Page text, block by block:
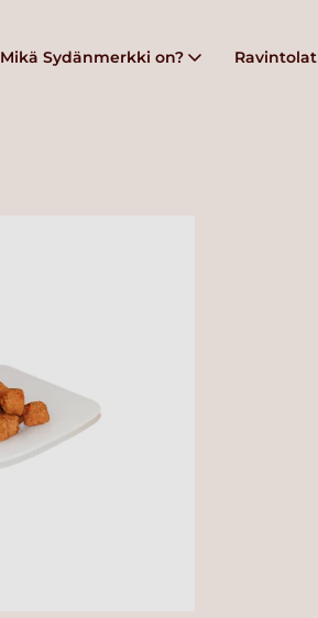
Mikä Sydänmerkki on? Ravintolat